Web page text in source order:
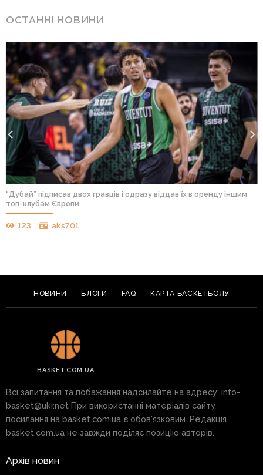
ОСТАННІ НОВИНИ
“Дубай” підписав двох гравців і одразу віддав їх в оренду іншим
топ-клубам Європи
123 aks701
НОВИНИ БЛОГИ FAQ КАРТА БАСКЕТБОЛУ
BASKET.COM.UA
Всі запитання та побажання надсилайте на адресу: info-
basket@ukr.net При використанні матеріалів сайту
посилання на basket.com.ua є обов'язковим. Редакція
basket.com.ua не завжди поділяє позицію авторів.
Архів новин